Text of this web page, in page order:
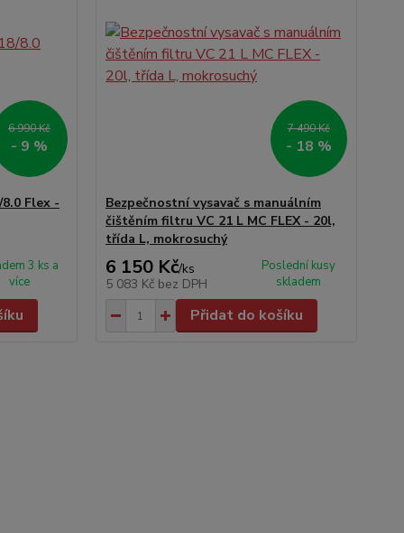
6 990 Kč
- 9 %
Flex -
3 ks a
více
7 490 Kč
- 18 %
Bezpečnostní vysavač s manuálním
čištěním filtru VC 21 L MC FLEX - 20l,
třída L, mokrosuchý
6 150 Kč/ks
5 083 Kč bez DPH
Poslední kusy
skladem
Přidat do košíku